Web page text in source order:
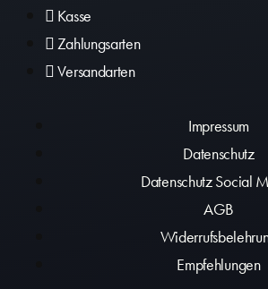
Kasse
Zahlungsarten
Versandarten
Impressum
Datenschutz
Datenschutz Social
AGB
Empfehlungen